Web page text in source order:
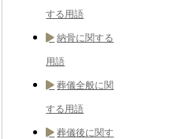
する用語
納骨に関する
用語
葬儀全般に関
する用語
葬儀後に関す